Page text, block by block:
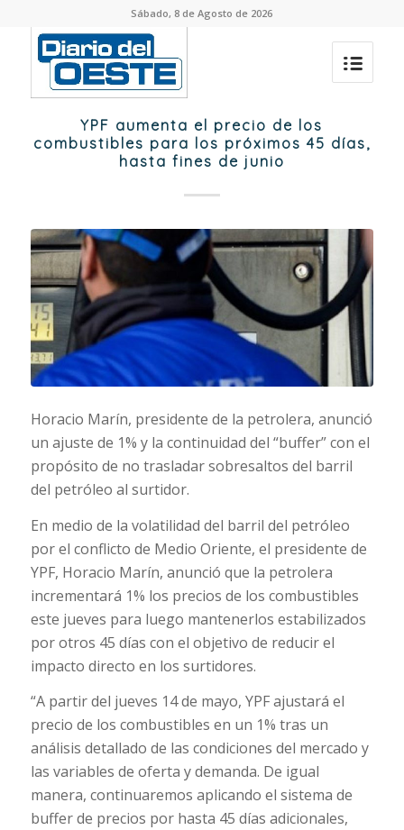
Sábado, 8 de Agosto de 2026
YPF aumenta el precio de los
combustibles para los próximos 45 días,
hasta fines de junio
Horacio Marín, presidente de la petrolera, anunció
un ajuste de 1% y la continuidad del “buffer” con el
propósito de no trasladar sobresaltos del barril
del petróleo al surtidor.
En medio de la volatilidad del barril del petróleo
por el conflicto de Medio Oriente, el presidente de
YPF, Horacio Marín, anunció que la petrolera
incrementará 1% los precios de los combustibles
este jueves para luego mantenerlos estabilizados
por otros 45 días con el objetivo de reducir el
impacto directo en los surtidores.
“A partir del jueves 14 de mayo, YPF ajustará el
precio de los combustibles en un 1% tras un
análisis detallado de las condiciones del mercado y
las variables de oferta y demanda. De igual
manera, continuaremos aplicando el sistema de
buffer de precios por hasta 45 días adicionales,